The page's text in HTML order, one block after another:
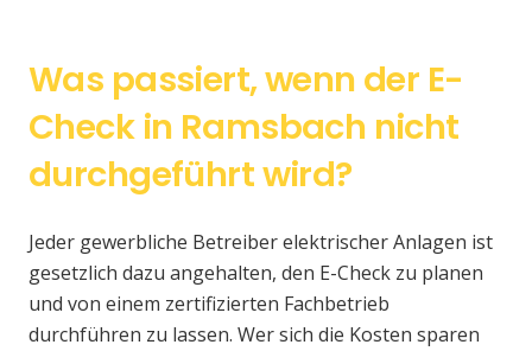
Was passiert, wenn der E-
Check in Ramsbach nicht
durchgeführt wird?
Jeder gewerbliche Betreiber elektrischer Anlagen ist
gesetzlich dazu angehalten, den E-Check zu planen
und von einem zertifizierten Fachbetrieb
durchführen zu lassen. Wer sich die Kosten sparen